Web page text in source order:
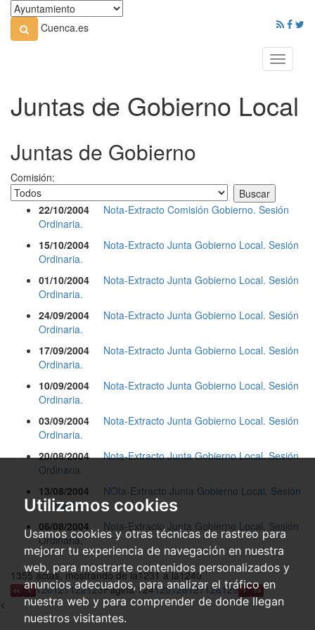
Utilizamos cookies
Usamos cookies y otras técnicas de rastreo para
mejorar tu experiencia de navegación en nuestra
web, para mostrarte contenidos personalizados y
anuncios adecuados, para analizar el tráfico en
nuestra web y para comprender de donde llegan
nuestros visitantes.
Cuenca.es
Toggle
Juntas de Gobierno Local
Juntas de Gobierno
Comisión:
22/10/2004
Nota-Extracto Comisión Gobierno. Sesión
Ordinaria.
15/10/2004
Nota-Extracto Junta Gobierno Local. Sesión
Ordinaria.
01/10/2004
Nota-Extracto Junta Gobierno Local. Sesión
Ordinaria.
24/09/2004
Nota-Extracto Junta Gobierno Local. Sesión
Ordinaria.
17/09/2004
Nota-Extracto Junta Gobierno Local. Sesión
Ordinaria.
10/09/2004
Nota-Extracto Junta Gobierno Local. Sesión
Ordinaria.
03/09/2004
Nota-Extracto Junta Gobierno Local. Sesión
Ordinaria.
20/08/2004
Nota-Extracto Junta Gobierno Local. Sesión
Ordinaria.
13/08/2004
NOta-Extracto Junta Gobierno Local. Sesión
Ordinaria.
06/08/2004
Nota-Extracto Junta Gobierno Local. Sesión
Ordinaria.
1355 actas, mostrando de la1231 a la1240
120121122123Página 124125126127128129
<